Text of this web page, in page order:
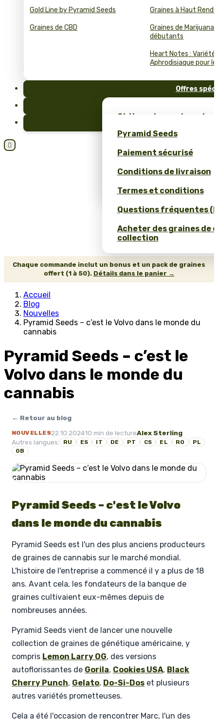
Gold Line by Pyramid Seeds
Graines de CBD
Graines à Haut
Graines de Marijuana
débutants
Heart Notes :
Aphrodisiaque pour le
Offres
Obtiens des graines de
Pyramid Seeds !
Obtenez 10 % de
Calculateur de Prix pour
Pyramid Seeds
Paiement sécurisé
Conditions de livraison
Termes et conditions
Questions fréquentes
Acheter des graines de
collection

Chaque commande inclut un bonus et un pack de graines
offert (1 à 50). Détails dans le panier →
Accueil
Blog
Nouvelles
Pyramid Seeds – c’est le Volvo dans le monde du
cannabis
Pyramid Seeds – c’est le
Volvo dans le monde du
cannabis
← Retour au blog
NOUVELLES22.10.202410 min de lectureAlex Sterling
Autres langues:
RU ES IT DE PT CS EL RO
PL
GB
Pyramid Seeds – c'est le Volvo
dans le monde du cannabis
Pyramid Seeds est l'un des plus anciens producteurs
de graines de cannabis sur le marché mondial.
L'histoire de l'entreprise a commencé il y a plus de 18
ans. Avant cela, les fondateurs de la banque de
graines cultivaient eux-mêmes depuis de
nombreuses années.
Pyramid Seeds vient de lancer une nouvelle
collection de graines de génétique américaine, y
compris Lemon Larry OG, des versions
autoflorissantes de Gorila, Cookies USA, Black
Cherry Punch, Gelato, Do-Si-Dos et plusieurs
autres variétés prometteuses.
Cela a été l'occasion de rencontrer Marc, l'un des